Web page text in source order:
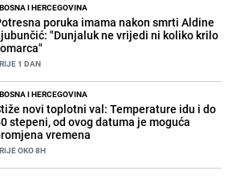
BOSNA I HERCEGOVINA
poruka imama nakon smrti Aldine
"Dunjaluk ne vrijedi ni koliko krilo
1 DAN
BOSNA I HERCEGOVINA
novi toplotni val: Temperature idu i do
stepeni, od ovog datuma je moguća
vremena
OKO 8H